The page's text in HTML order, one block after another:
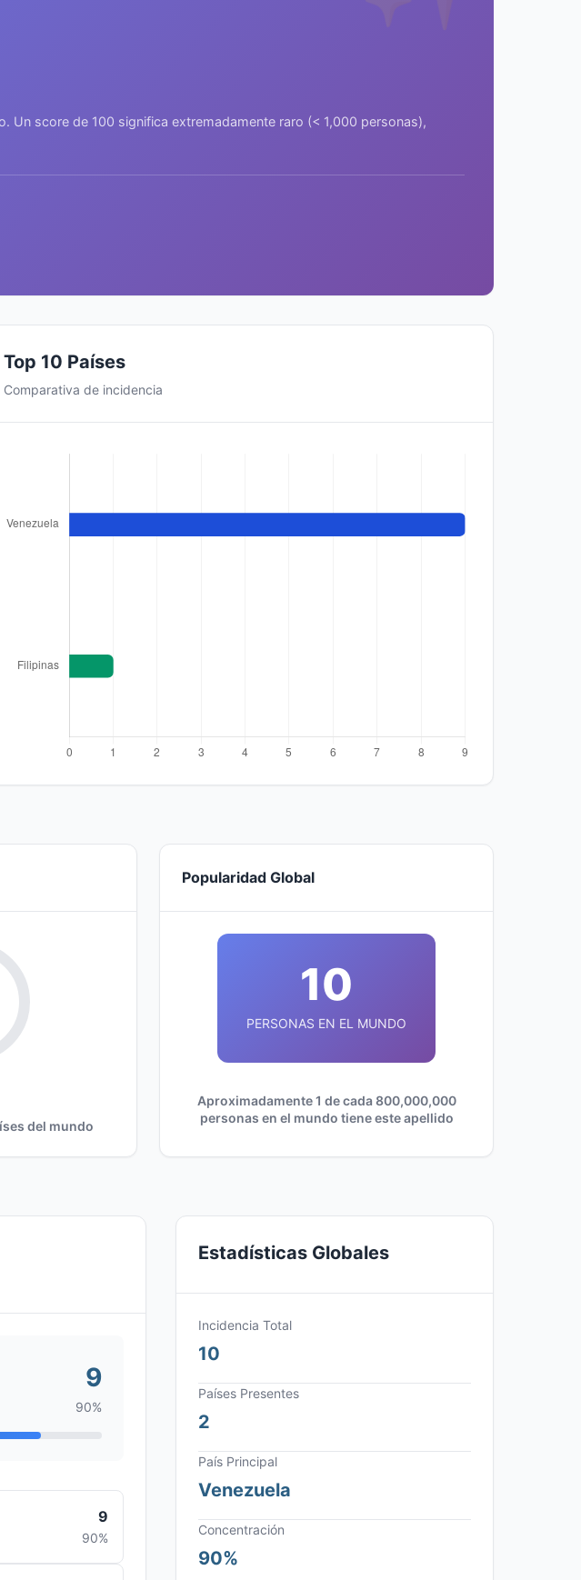
Un score de 100 significa extremadamente raro (< 1,000 personas),
Top 10 Países
Comparativa de incidencia
del mundo
Popularidad Global
10
PERSONAS EN EL MUNDO
Aproximadamente 1 de cada 800,000,000
personas en el mundo tiene este apellido
9
90%
9
90%
Estadísticas Globales
Incidencia Total
10
Países Presentes
2
País Principal
Venezuela
Concentración
90%